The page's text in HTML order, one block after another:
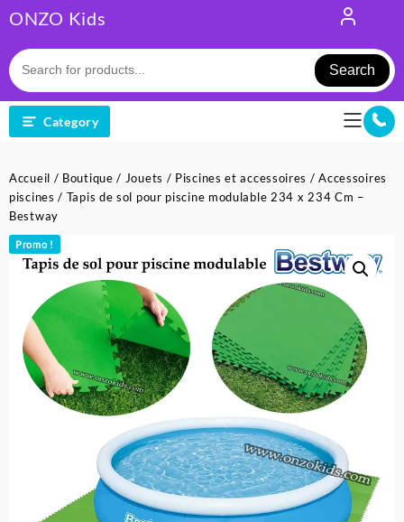
to
content
ONZO Kids
Search
Category
Accueil / Boutique / Jouets / Piscines et accessoires /Accessoires
piscines / Tapis de sol pour piscine modulable 234 x 234 Cm –
Bestway
Promo !